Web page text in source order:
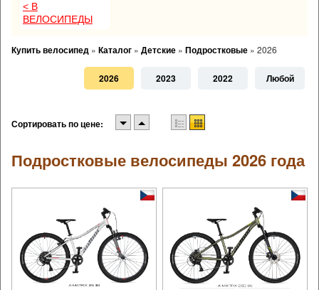
< В
ВЕЛОСИПЕДЫ
Купить велосипед » Каталог » Детские » Подростковые » 2026
2026 2023 2022 Любой
Сортировать по цене:
Подростковые велосипеды 2026 года